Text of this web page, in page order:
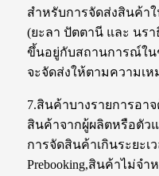
สำหรับการจัดส่งสินค้า
(ยะลา ปัตตานี และ นรา
ขึ้นอยู่กับสถานการณ์ใน
จะจัดส่งให้ตามความเห
7.สินค้าบางรายการอา
สินค้าจากผู้ผลิตหรือตัว
การจัดสินค้าเกินระยะ
Prebooking,สินค้าไม่จำ